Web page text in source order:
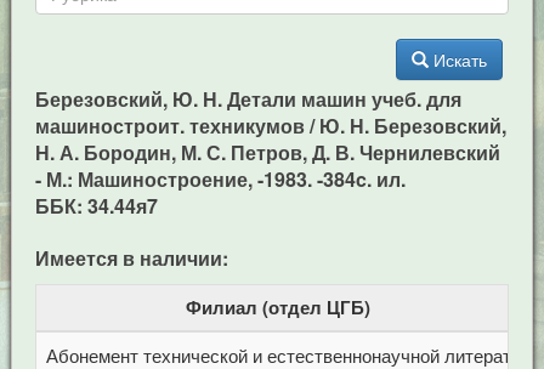
Искать
Березовский, Ю. Н. Детали машин учеб. для
машиностроит. техникумов / Ю. Н. Березовский,
Н. А. Бородин, М. С. Петров, Д. В. Чернилевский
- М.: Машиностроение, -1983. -384c. ил.
ББК: 34.44я7
Имеется в наличии:
Филиал (отдел ЦГБ)
Абонемент технической и естественнонаучной литерат